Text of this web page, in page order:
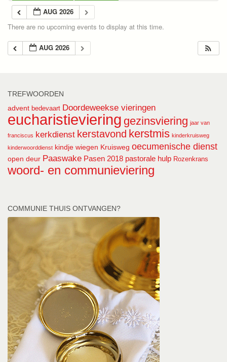
AUG 2026
There are no upcoming events to display at this time.
AUG 2026
TREFWOORDEN
advent bedevaart Doordeweekse vieringen
eucharistieviering gezinsviering jaar van
franciscus kerkdienst kerstavond kerstmis kinderkruisweg
kinderwoorddienst kindje wiegen Kruisweg oecumenische dienst
open deur Paaswake Pasen 2018 pastorale hulp Rozenkrans
woord- en communieviering
COMMUNIE THUIS ONTVANGEN?